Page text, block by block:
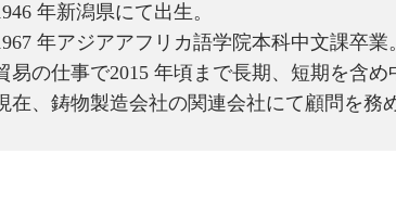
年新潟県にて出生。
年アジアアフリカ語学院本科中文課卒業
易の仕事で2015 年頃まで長期、短期を含め
在、鋳物製造会社の関連会社にて顧問を務